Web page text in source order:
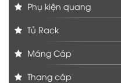
Phụ kiện quang
Tủ Rack
Máng Cáp
Thang cáp